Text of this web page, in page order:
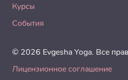
Курсы
События
© 2026 Evgesha Yoga. Все
Лицензионное соглашение